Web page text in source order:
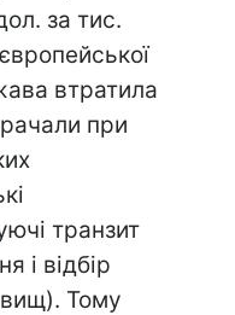
за тис.
втратила
при
транзит
і відбір
Тому